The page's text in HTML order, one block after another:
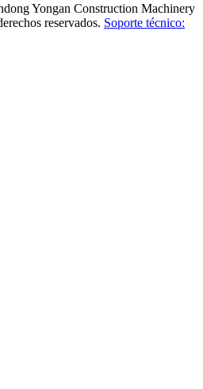
Yongan Construction Machinery
reservados. Soporte técnico: